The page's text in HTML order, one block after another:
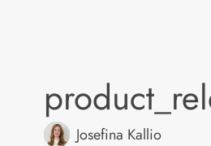
Josefina Kallio